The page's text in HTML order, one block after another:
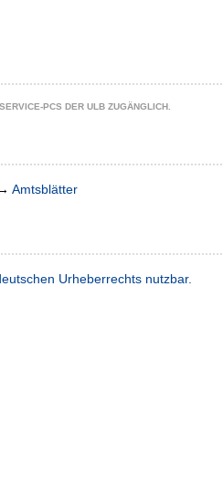
PCS DER ULB ZUGÄNGLICH.
Amtsblätter
Urheberrechts nutzbar.